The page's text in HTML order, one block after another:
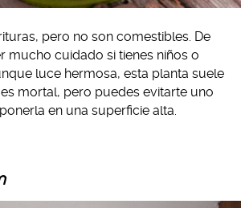
pero no son comestibles. De
mucho cuidado si tienes niños o
luce hermosa, esta planta suele
mortal, pero puedes evitarte uno
en una superficie alta.